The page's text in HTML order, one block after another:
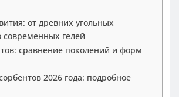
от древних угольных
гелей
сравнение поколений и форм
2026 года: подробное